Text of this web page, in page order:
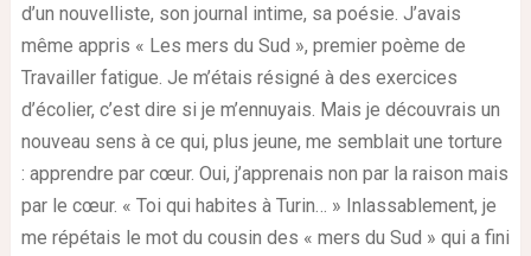
d’un nouvelliste, son journal intime, sa poésie. J’avais
même appris « Les mers du Sud », premier poème de
Travailler fatigue. Je m’étais résigné à des exercices
d’écolier, c’est dire si je m’ennuyais. Mais je découvrais un
nouveau sens à ce qui, plus jeune, me semblait une torture
: apprendre par cœur. Oui, j’apprenais non par la raison mais
par le cœur. « Toi qui habites à Turin… » Inlassablement, je
me répétais le mot du cousin des « mers du Sud » qui a fini